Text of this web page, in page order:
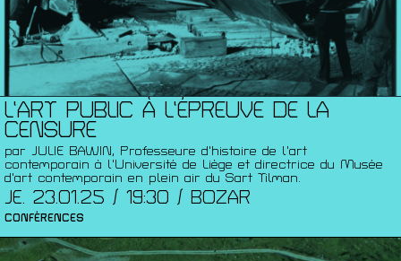
L’ART PUBLIC À L’ÉPREUVE DE LA
CENSURE
par JULIE BAWIN, Professeure d'histoire de l'art
contemporain à l'Université de Liège et directrice du Musée
d'art contemporain en plein air du Sart Tilman.
JE. 23.01.25 / 19:30 / BOZAR
CONFÉRENCES